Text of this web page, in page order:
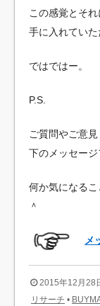
この感覚とそ
手に入れていた
ではではー。
P.S.
ご質問やご意見
下のメッセージ
何か気になる
＾
メ
2015年12月28
リサーチ •